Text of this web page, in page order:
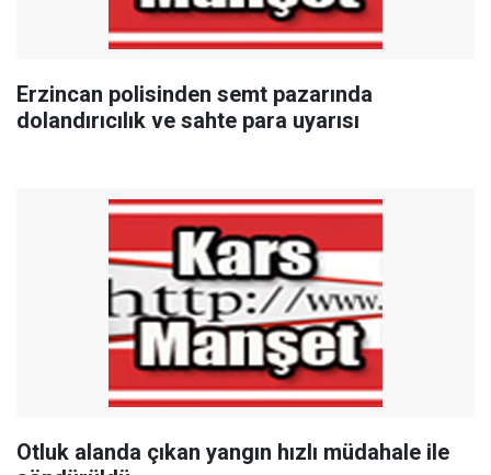
Erzincan polisinden semt pazarında
dolandırıcılık ve sahte para uyarısı
Otluk alanda çıkan yangın hızlı müdahale ile